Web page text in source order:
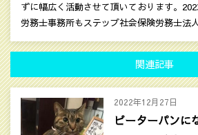
ずに幅広く活動させて頂いております。
労務士事務所もステップ社会保険労務士法
関連記事
2022年12月27日
ピーターパンに